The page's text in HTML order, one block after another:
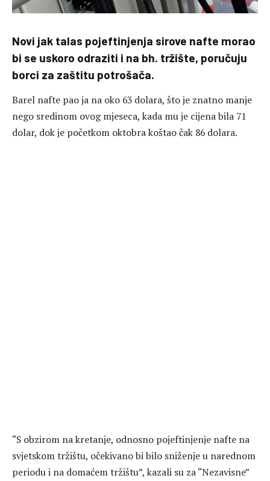
Novi jak talas pojeftinjenja sirove nafte morao
bi se uskoro odraziti i na bh. tržište, poručuju
borci za zaštitu potrošača.
Barel nafte pao ja na oko 63 dolara, što je znatno manje
nego sredinom ovog mjeseca, kada mu je cijena bila 71
dolar, dok je početkom oktobra koštao čak 86 dolara.
“S obzirom na kretanje, odnosno pojeftinjenje nafte na
svjetskom tržištu, očekivano bi bilo sniženje u narednom
periodu i na domaćem tržištu”, kazali su za “Nezavisne”